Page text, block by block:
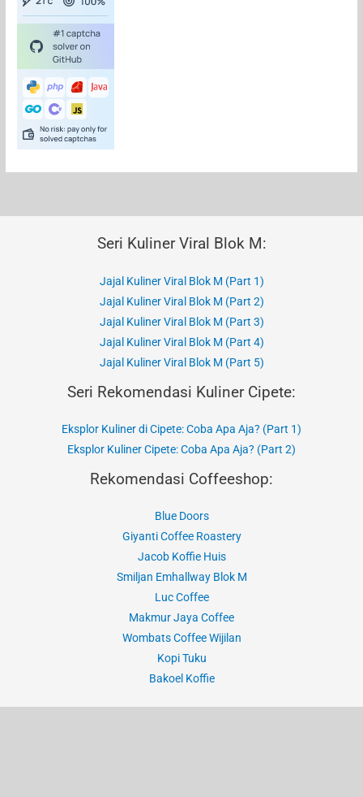
Seri Kuliner Viral Blok M:
Jajal Kuliner Viral Blok M (Part 1)
Jajal Kuliner Viral Blok M (Part 2)
Jajal Kuliner Viral Blok M (Part 3)
Jajal Kuliner Viral Blok M (Part 4)
Jajal Kuliner Viral Blok M (Part 5)
Seri Rekomendasi Kuliner Cipete:
Eksplor Kuliner di Cipete: Coba Apa Aja? (Part 1)
Eksplor Kuliner Cipete: Coba Apa Aja? (Part 2)
Rekomendasi Coffeeshop:
Blue Doors
Giyanti Coffee Roastery
Jacob Koffie Huis
Smiljan Emhallway Blok M
Luc Coffee
Makmur Jaya Coffee
Wombats Coffee Wijilan
Kopi Tuku
Bakoel Koffie